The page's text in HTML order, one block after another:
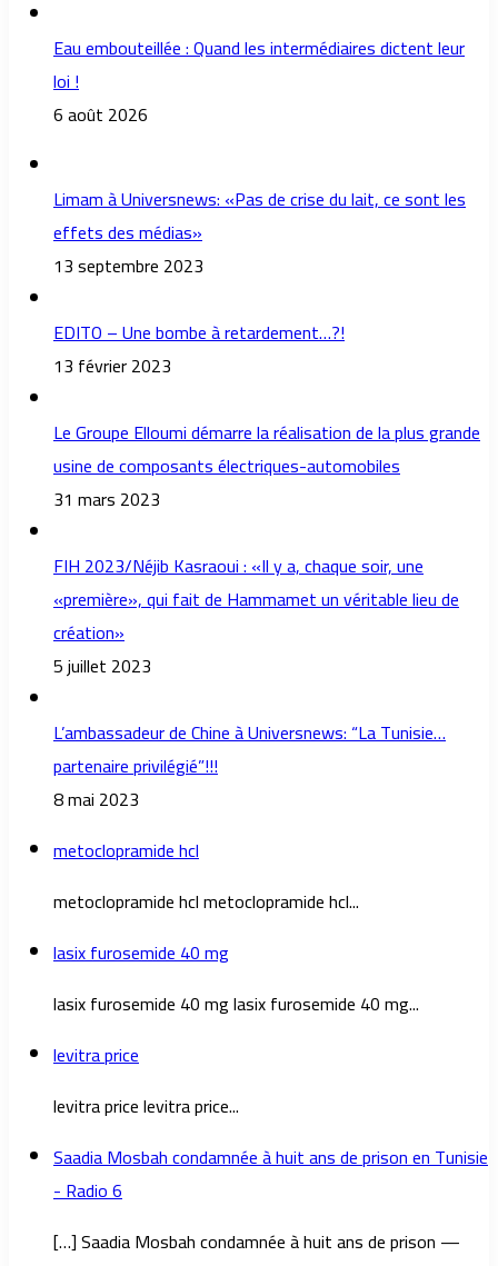
Eau embouteillée : Quand les intermédiaires dictent leur
loi !
6 août 2026
Limam à Universnews: «Pas de crise du lait, ce sont les
effets des médias»
13 septembre 2023
EDITO – Une bombe à retardement…?!
13 février 2023
Le Groupe Elloumi démarre la réalisation de la plus grande
usine de composants électriques-automobiles
31 mars 2023
FIH 2023/Néjib Kasraoui : «Il y a, chaque soir, une
«première», qui fait de Hammamet un véritable lieu de
création»
5 juillet 2023
L’ambassadeur de Chine à Universnews: “La Tunisie…
partenaire privilégié”!!!
8 mai 2023
metoclopramide hcl
metoclopramide hcl metoclopramide hcl...
lasix furosemide 40 mg
lasix furosemide 40 mg lasix furosemide 40 mg...
levitra price
levitra price levitra price...
Saadia Mosbah condamnée à huit ans de prison en Tunisie
- Radio 6
[…] Saadia Mosbah condamnée à huit ans de prison —